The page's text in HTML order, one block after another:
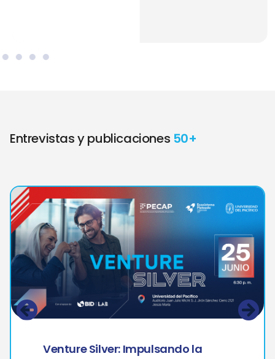
Entrevistas y publicaciones 50+
Venture Silver: Impulsando la